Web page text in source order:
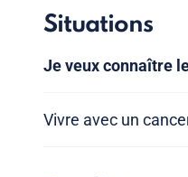
Situations
Je veux connaître
Vivre avec un